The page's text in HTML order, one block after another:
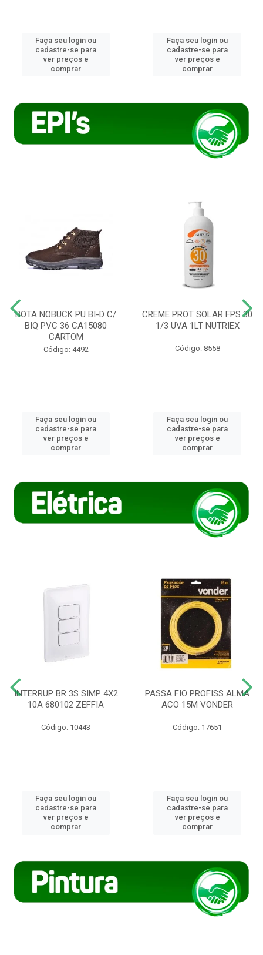
Faça seu login ou
cadastre-se para
ver preços e
comprar
Faça seu login ou
cadastre-se para
ver preços e
comprar
BOTA NOBUCK PU BI-D C/
BIQ PVC 36 CA15080
CARTOM
Código: 4492
Faça seu login ou
cadastre-se para
ver preços e
comprar
CREME PROT SOLAR FPS 30
1/3 UVA 1LT NUTRIEX
Código: 8558
Faça seu login ou
cadastre-se para
ver preços e
comprar
INTERRUP BR 3S SIMP 4X2
10A 680102 ZEFFIA
Código: 10443
Faça seu login ou
cadastre-se para
ver preços e
comprar
PASSA FIO PROFISS ALMA
ACO 15M VONDER
Código: 17651
Faça seu login ou
cadastre-se para
ver preços e
comprar